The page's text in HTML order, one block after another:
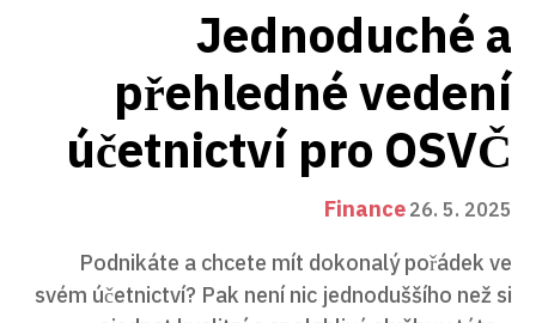
Jednoduché a
přehledné vedení
účetnictví pro OSVČ
Finance26. 5. 2025
Podnikáte a chcete mít dokonalý pořádek ve
svém účetnictví? Pak není nic jednoduššího než si